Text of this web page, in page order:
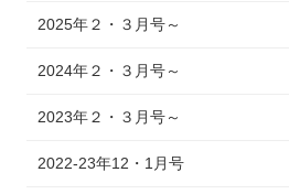
2025年２・３月号～
2024年２・３月号～
2023年２・３月号～
2022-23年12・1月号